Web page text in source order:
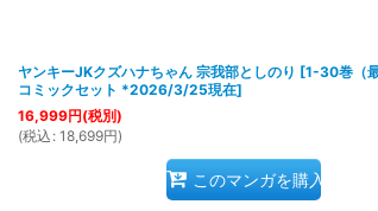
ヤンキーJKクズハナちゃん 宗我部としのり [1-30巻（
コミックセット *2026/3/25現在]
16,999円(税別)
(税込 : 18,699円)
このマンガを購入